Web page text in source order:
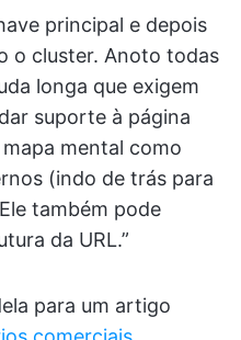
principal e depois
o cluster. Anoto todas
longa que exigem
suporte à página
mental como
(indo de trás para
também pode
da URL.”
para um artigo